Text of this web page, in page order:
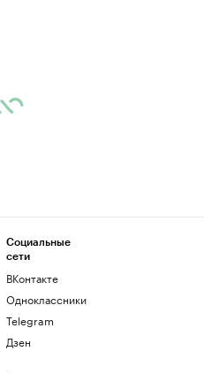
Социальные
сети
ВКонтакте
Одноклассники
Telegram
Дзен